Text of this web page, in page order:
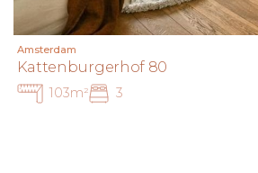
Amsterdam
Kattenburgerhof 80
103m² 3